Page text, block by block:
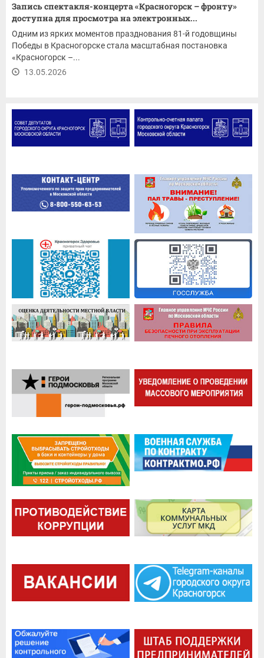
Запись спектакля-концерта «Красногорск – фронту»
доступна для просмотра на электронных...
Одним из ярких моментов празднования 81-й годовщины
Победы в Красногорске стала масштабная постановка
«Красногорск –...
13.05.2026